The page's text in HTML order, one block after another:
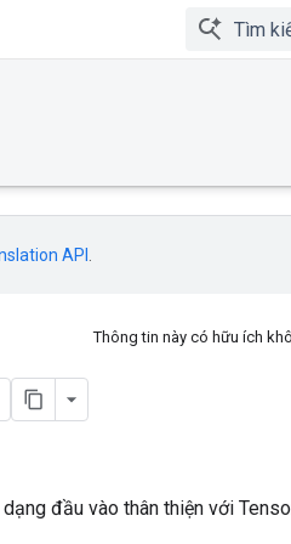
API
Thông tin này có hữu ích
đầu vào thân thiện với